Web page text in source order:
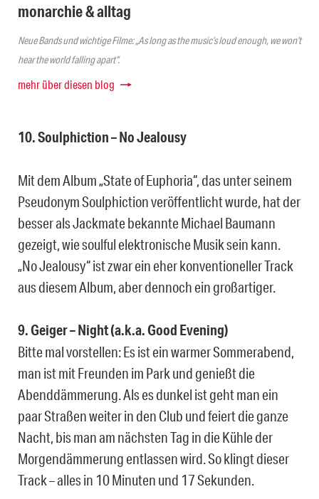
monarchie & alltag
Neue Bands und wichtige Filme: „As long as the music’s loud enough, we won’t
hear the world falling apart“.
mehr über diesen blog
10. Soulphiction – No Jealousy
Mit dem Album „State of Euphoria“, das unter seinem
Pseudonym Soulphiction veröffentlicht wurde, hat der
besser als Jackmate bekannte Michael Baumann
gezeigt, wie soulful elektronische Musik sein kann.
„No Jealousy“ ist zwar ein eher konventioneller Track
aus diesem Album, aber dennoch ein großartiger.
9. Geiger – Night (a.k.a. Good Evening)
Bitte mal vorstellen: Es ist ein warmer Sommerabend,
man ist mit Freunden im Park und genießt die
Abenddämmerung. Als es dunkel ist geht man ein
paar Straßen weiter in den Club und feiert die ganze
Nacht, bis man am nächsten Tag in die Kühle der
Morgendämmerung entlassen wird. So klingt dieser
Track – alles in 10 Minuten und 17 Sekunden.